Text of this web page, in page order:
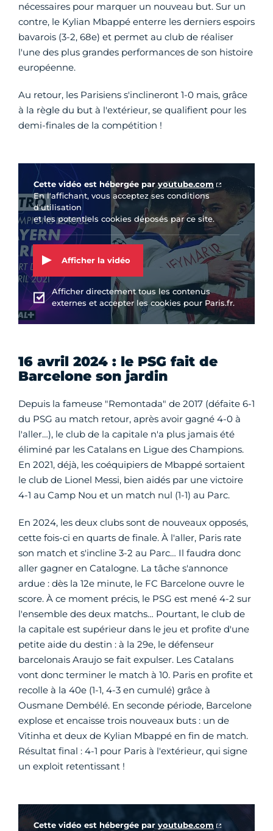
nécessaires pour marquer un nouveau but. Sur un
contre, le Kylian Mbappé enterre les derniers espoirs
bavarois (3-2, 68e) et permet au club de réaliser
l'une des plus grandes performances de son histoire
européenne.
Au retour, les Parisiens s'inclineront 1-0 mais, grâce
à la règle du but à l'extérieur, se qualifient pour les
demi-finales de la compétition !
Vidéo Youtube
Cette vidéo est hébergée paryoutube.com
En l'affichant, vous acceptez ses conditions
d'utilisation
et les potentiels cookies déposés par ce site.
Afficher la vidéo
Afficher directement tous les contenus
externes et accepter les cookies pour Paris.fr.
16 avril 2024 : le PSG fait de
Barcelone son jardin
Depuis la fameuse "Remontada" de 2017 (défaite 6-1
du PSG au match retour, après avoir gagné 4-0 à
l'aller…), le club de la capitale n'a plus jamais été
éliminé par les Catalans en Ligue des Champions.
En 2021, déjà, les coéquipiers de Mbappé sortaient
le club de Lionel Messi, bien aidés par une victoire
4-1 au Camp Nou et un match nul (1-1) au Parc.
En 2024, les deux clubs sont de nouveaux opposés,
cette fois-ci en quarts de finale. À l'aller, Paris rate
son match et s'incline 3-2 au Parc… Il faudra donc
aller gagner en Catalogne. La tâche s'annonce
ardue : dès la 12e minute, le FC Barcelone ouvre le
score. À ce moment précis, le PSG est mené 4-2 sur
l'ensemble des deux matchs… Pourtant, le club de
la capitale est supérieur dans le jeu et profite d'une
petite aide du destin : à la 29e, le défenseur
barcelonais Araujo se fait expulser. Les Catalans
vont donc terminer le match à 10. Paris en profite et
recolle à la 40e (1-1, 4-3 en cumulé) grâce à
Ousmane Dembélé. En seconde période, Barcelone
explose et encaisse trois nouveaux buts : un de
Vitinha et deux de Kylian Mbappé en fin de match.
Résultat final : 4-1 pour Paris à l'extérieur, qui signe
un exploit retentissant !
Vidéo Youtube
Cette vidéo est hébergée par youtube.com